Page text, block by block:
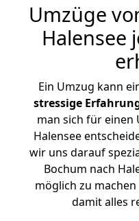
Umzüge
Halensee
Ein Umzug kann
stressige
man sich für einen
Halensee
wir uns darauf
Bochum nach
möglich zu
damit alles